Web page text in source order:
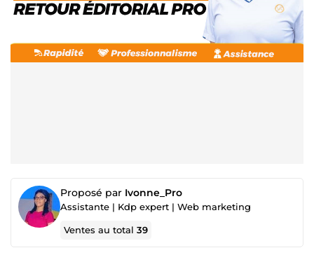
Proposé par Ivonne_Pro
Assistante | Kdp expert | Web marketing
Ventes au total39